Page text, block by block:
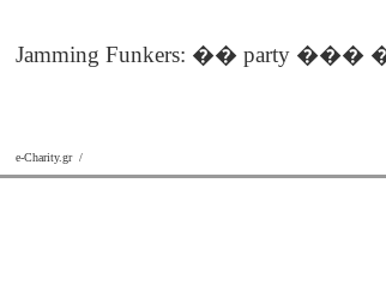
Jamming Funkers: �� party
e-Charity.gr /